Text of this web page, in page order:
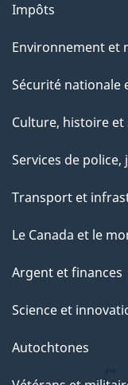
Impôts
Environnement et
Sécurité nationale
Culture, histoire
Services de
Transport et
Le Canada et le
Argent et finances
Science et
Autochtones